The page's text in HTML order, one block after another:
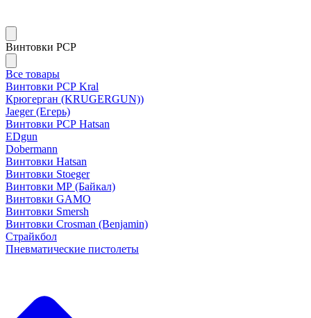
Винтовки PCP
Все товары
Винтовки РСР Kral
Крюгерган (KRUGERGUN))
Jaeger (Егерь)
Винтовки РСР Hatsan
EDgun
Dobermann
Винтовки Hatsan
Винтовки Stoeger
Винтовки МР (Байкал)
Винтовки GAMO
Винтовки Smersh
Винтовки Crosman (Benjamin)
Страйкбол
Пневматические пистолеты